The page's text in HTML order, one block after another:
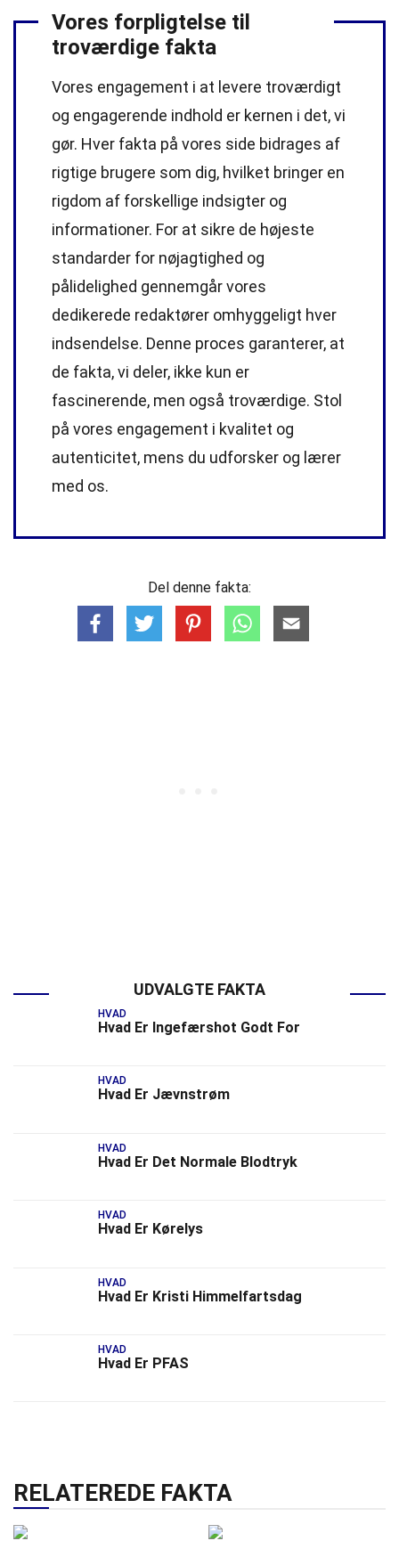
Vores forpligtelse til
troværdige fakta
Vores engagement i at levere troværdigt
og engagerende indhold er kernen i det, vi
gør. Hver fakta på vores side bidrages af
rigtige brugere som dig, hvilket bringer en
rigdom af forskellige indsigter og
informationer. For at sikre de højeste
standarder for nøjagtighed og
pålidelighed gennemgår vores
dedikerede redaktører omhyggeligt hver
indsendelse. Denne proces garanterer, at
de fakta, vi deler, ikke kun er
fascinerende, men også troværdige. Stol
på vores engagement i kvalitet og
autenticitet, mens du udforsker og lærer
med os.
Del denne fakta:
UDVALGTE FAKTA
HVAD
Hvad Er Ingefærshot Godt For
HVAD
Hvad Er Jævnstrøm
HVAD
Hvad Er Det Normale Blodtryk
HVAD
Hvad Er Kørelys
HVAD
Hvad Er Kristi Himmelfartsdag
HVAD
Hvad Er PFAS
RELATEREDE FAKTA